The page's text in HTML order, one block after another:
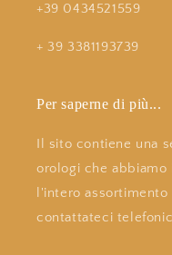
+39 0434521559
+ 39 3381193739
Per saperne di più...
Il sito contiene una
orologi che abbiamo
l'intero
contattateci